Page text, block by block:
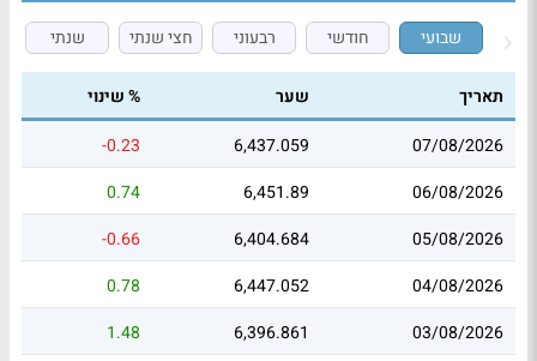
שבועי חודשי רבעוני חצי שנתי שנתי
תאריך שער
% שינוי
07/08/2026
6,437.059
-0.23
06/08/2026
6,451.89
0.74
05/08/2026
6,404.684
-0.66
04/08/2026
6,447.052
0.78
03/08/2026
6,396.861
1.48